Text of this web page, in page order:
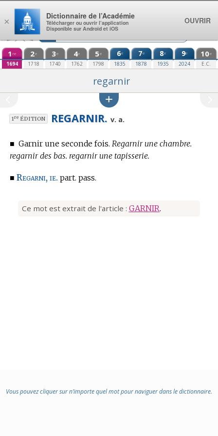
Aller au contenu
1 re
1694
2e
1718
3e
1740
4e
1762
5e
1798
6e
1835
7e
1878
8e
1935
9e
2024
10e
E.C.
regarnir
1reÉDITION REGARNIR. v. a.
■ Garnir une seconde fois. Regarnir une chambre.
regarnir des bas. regarnir une tapisserie.
■ Regarni, ie. part. pass.
Ce mot est extrait de l'article : GARNIR.
Vous pouvez cliquer sur n’importe quel mot pour naviguer dans le dictionnaire.
×
Dictionnaire de l’Académie
Télécharger ou ouvrir l’application
Disponible sur Android et iOS
OUVRIR